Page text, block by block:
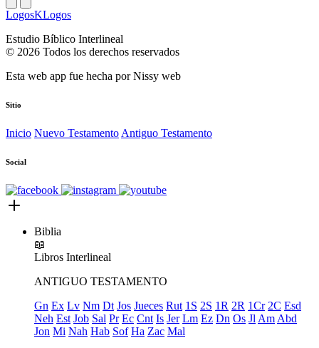
LogosKLogos
Estudio Bíblico Interlineal
© 2026 Todos los derechos reservados
Esta web app fue hecha porNissy web
Sitio
Inicio Nuevo Testamento Antiguo Testamento
Social
Biblia
📖
Libros Interlineal
ANTIGUO TESTAMENTO
Gn Ex Lv Nm Dt Jos Jueces Rut 1S 2S 1R 2R 1Cr 2C Esd
Neh Est Job Sal Pr Ec Cnt Is Jer Lm Ez Dn Os Jl Am Abd
Jon Mi Nah Hab Sof Ha Zac Mal